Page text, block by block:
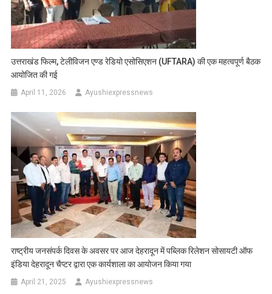
उत्तराखंड फिल्म, टेलीविजन एण्ड रेडियो एसोसिएशन (UFTARA) की एक महत्वपूर्ण बैठक
आयोजित की गई
April 11, 2026 Ayushiexpressnews
राष्ट्रीय जनसंपर्क दिवस के अवसर पर आज देहरादून में पब्लिक रिलेशन सोसायटी ऑफ
इंडिया देहरादून चैप्टर द्वारा एक कार्यशाला का आयोजन किया गया
April 21, 2025 Ayushiexpressnews